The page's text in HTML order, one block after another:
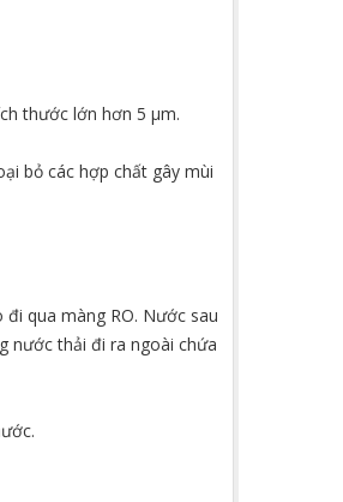
thước lớn hơn 5 µm.
bỏ các hợp chất gây mùi
qua màng RO. Nước sau
nước thải đi ra ngoài chứa